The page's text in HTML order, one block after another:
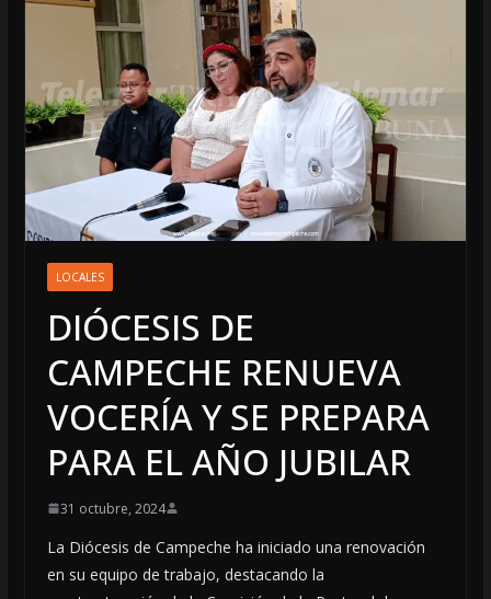
LOCALES
DIÓCESIS DE
CAMPECHE RENUEVA
VOCERÍA Y SE PREPARA
PARA EL AÑO JUBILAR
31 octubre, 2024
La Diócesis de Campeche ha iniciado una renovación
en su equipo de trabajo, destacando la